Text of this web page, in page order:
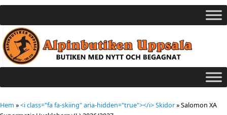
Hem »<i class="fa fa-skiing" aria-hidden="true"></i> Skidor»Salomon XA